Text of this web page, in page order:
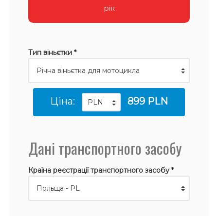
рік
Тип віньєтки *
Ціна: 899 PLN
Дані транспортного засобу
Країна реєстрації транспортного засобу *